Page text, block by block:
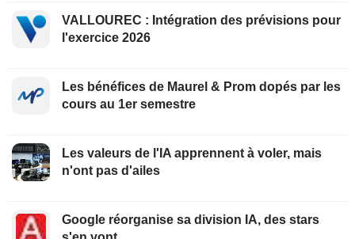
VALLOUREC : Intégration des prévisions pour
l'exercice 2026
Les bénéfices de Maurel & Prom dopés par les
cours au 1er semestre
Les valeurs de l'IA apprennent à voler, mais
n'ont pas d'ailes
Google réorganise sa division IA, des stars